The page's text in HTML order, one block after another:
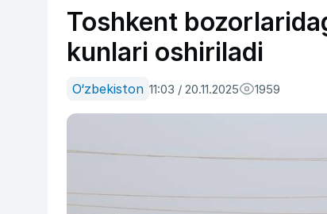
Toshkent
kunlari oshiriladi
O‘zbekiston 11:03 / 20.11.2025 1959